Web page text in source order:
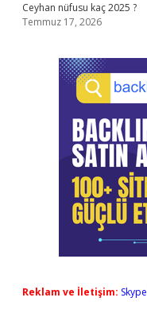
Ceyhan nüfusu kaç 2025 ?
Temmuz 17, 2026
Reklam ve İletişim: